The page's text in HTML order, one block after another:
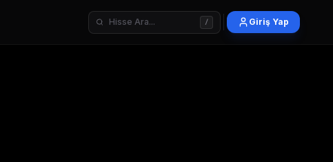
/ Giriş Yap